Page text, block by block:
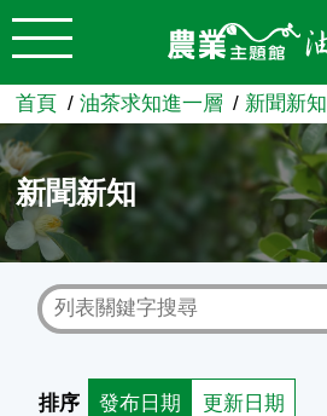
跳到主要內容
農業知識入口網
首頁 油茶求知進一層 新聞新知
新聞新知
排序 發布日期 更新日期